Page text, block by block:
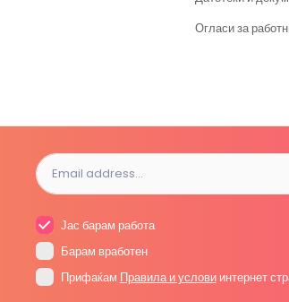
Огласи за
Јас барам работа
Барам вработен
Прифаќам Правила и условиинтернет